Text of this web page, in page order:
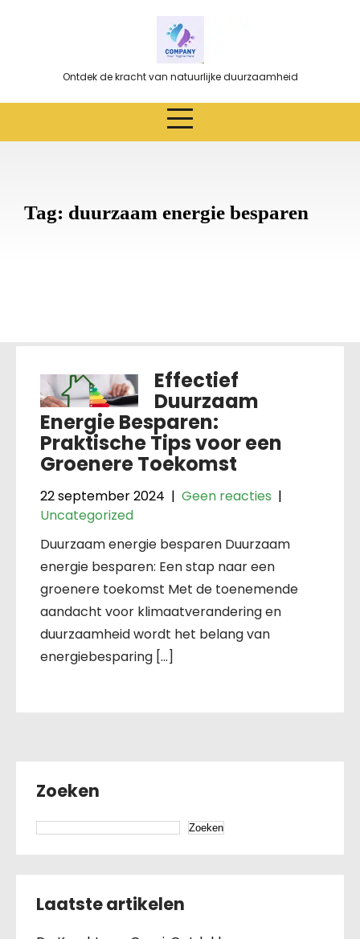
Ontdek de kracht van natuurlijke duurzaamheid
Tag: duurzaam energie besparen
Effectief
Duurzaam
Energie Besparen:
Praktische Tips voor een
Groenere Toekomst
22 september 2024 | Geen reacties |
Uncategorized
Duurzaam energie besparen Duurzaam
energie besparen: Een stap naar een
groenere toekomst Met de toenemende
aandacht voor klimaatverandering en
duurzaamheid wordt het belang van
energiebesparing […]
Zoeken
Zoeken
Laatste artikelen